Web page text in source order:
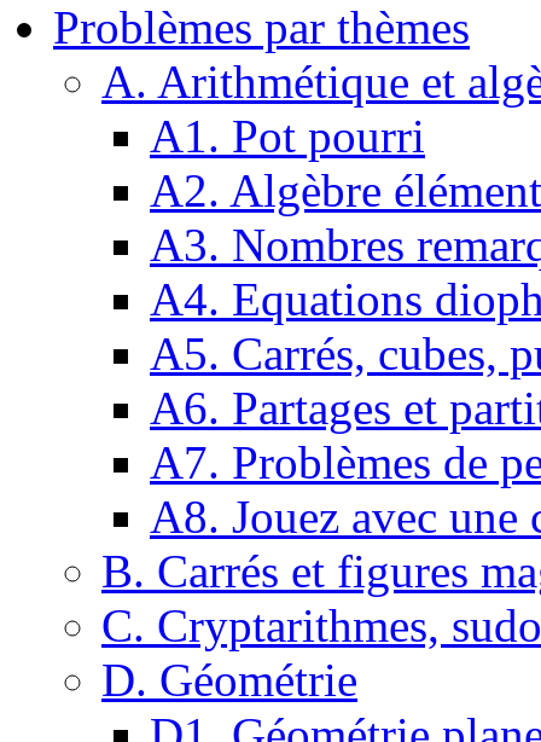
Problèmes par thèmes
A. Arithmétique et
A1. Pot pourri
A2. Algèbre
A3. Nombres
A4. Equations
A5. Carrés, cubes,
A6. Partages et
A7. Problèmes de
A8. Jouez avec une
B. Carrés et figures
C. Cryptarithmes,
D. Géométrie